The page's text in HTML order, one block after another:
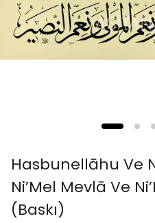
Hasbunellāhu Ve
Ni’Mel Mevlā Ve
(Baskı)